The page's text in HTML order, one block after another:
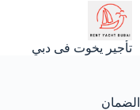
التجاوز
إلى
المحتوى
تأجير يخوت فى دبي
الضمان